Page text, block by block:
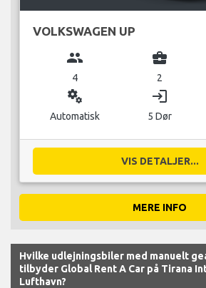
VOLKSWAGEN UP
group
4
business_center
2
miscellaneous_services
Automatisk
login
5 Dør
VIS DETALJER...
MERE INFO
Hvilke udlejningsbiler med manuelt
tilbyder Global Rent A Car på Tirana
Lufthavn?